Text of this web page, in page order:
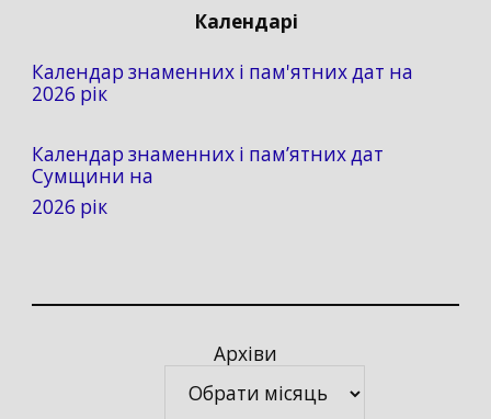
Календарі
Календар знаменних і пам'ятних дат на
2026 рік
Календар знаменних і пам’ятних дат
Сумщини на
2026 рік
Архіви